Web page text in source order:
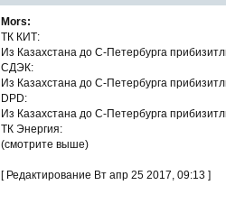
Mors:
ТК КИТ:
Из Казахстана до С-Петербурга
СДЭК:
Из Казахстана до С-Петербурга
DPD:
Из Казахстана до С-Петербурга
ТК Энергия:
(смотрите выше)
[ Редактирование Вт апр 25 2017, 09:13 ]